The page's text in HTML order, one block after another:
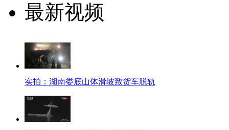
最新视频
实拍：湖南娄底山体滑坡致货车脱轨